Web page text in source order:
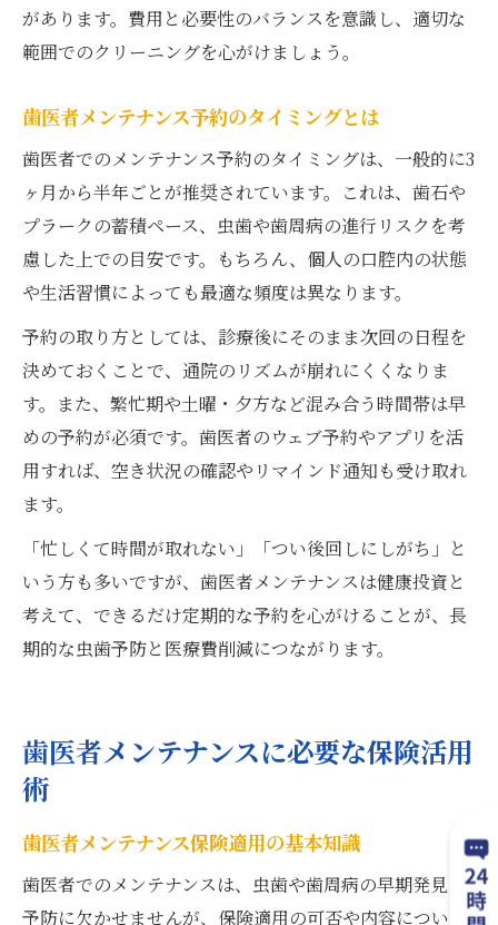
があります。費用と必要性のバランスを意識し、適切な
範囲でのクリーニングを心がけましょう。
歯医者メンテナンス予約のタイミングとは
歯医者でのメンテナンス予約のタイミングは、一般的に3
ヶ月から半年ごとが推奨されています。これは、歯石や
プラークの蓄積ペース、虫歯や歯周病の進行リスクを考
慮した上での目安です。もちろん、個人の口腔内の状態
や生活習慣によっても最適な頻度は異なります。
予約の取り方としては、診療後にそのまま次回の日程を
決めておくことで、通院のリズムが崩れにくくなりま
す。また、繁忙期や土曜・夕方など混み合う時間帯は早
めの予約が必須です。歯医者のウェブ予約やアプリを活
用すれば、空き状況の確認やリマインド通知も受け取れ
ます。
「忙しくて時間が取れない」「つい後回しにしがち」と
いう方も多いですが、歯医者メンテナンスは健康投資と
考えて、できるだけ定期的な予約を心がけることが、長
期的な虫歯予防と医療費削減につながります。
歯医者メンテナンスに必要な保険活用
術
歯医者メンテナンス保険適用の基本知識
歯医者でのメンテナンスは、虫歯や歯周病の早期発見・
予防に欠かせませんが、保険適用の可否や内容について